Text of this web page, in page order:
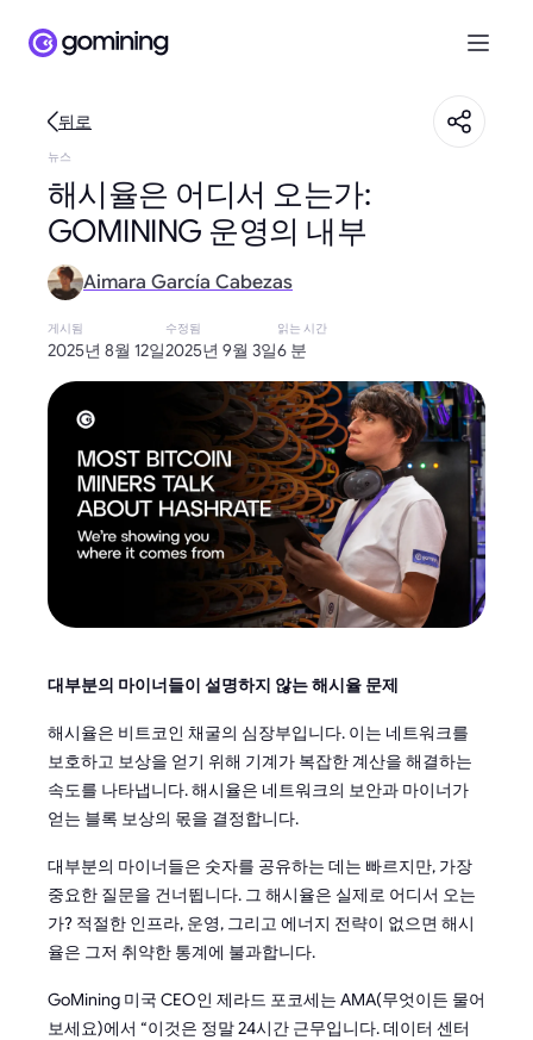
뒤로
뉴스
해시율은 어디서 오는가:
GOMINING 운영의 내부
Aimara García Cabezas
게시됨
2025년 8월 12일
수정됨
2025년 9월 3일
읽는 시간
6 분
대부분의 마이너들이 설명하지 않는 해시율 문제
해시율은 비트코인 채굴의 심장부입니다. 이는 네트워크를
보호하고 보상을 얻기 위해 기계가 복잡한 계산을 해결하는
속도를 나타냅니다. 해시율은 네트워크의 보안과 마이너가
얻는 블록 보상의 몫을 결정합니다.
대부분의 마이너들은 숫자를 공유하는 데는 빠르지만, 가장
중요한 질문을 건너뜁니다. 그 해시율은 실제로 어디서 오는
가? 적절한 인프라, 운영, 그리고 에너지 전략이 없으면 해시
율은 그저 취약한 통계에 불과합니다.
GoMining 미국 CEO인 제라드 포코세는 AMA(무엇이든 물어
보세요)에서 “이것은 정말 24시간 근무입니다. 데이터 센터